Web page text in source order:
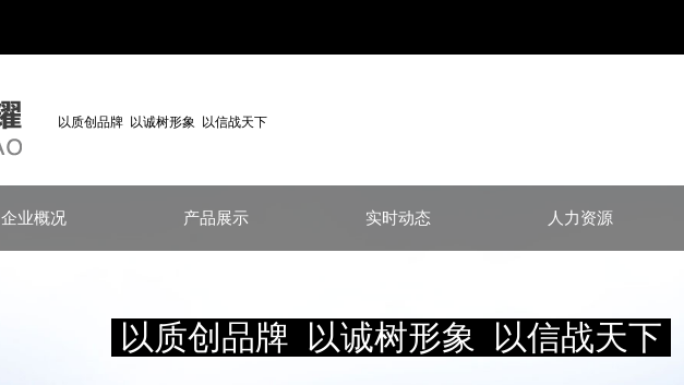
以质创品牌 以诚树形象 以信战天下
企业概况 产品展示 实时动态 人力资源
以质创品牌 以诚树形象 以信战天下